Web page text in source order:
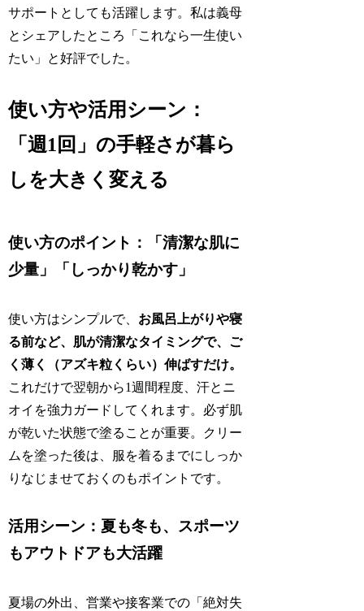
サポートとしても活躍します。私は義母
とシェアしたところ「これなら一生使い
たい」と好評でした。
使い方や活用シーン：
「週1回」の手軽さが暮ら
しを大きく変える
使い方のポイント：「清潔な肌に
少量」「しっかり乾かす」
使い方はシンプルで、 お風呂上がりや寝
る前など、肌が清潔なタイミングで、ご
く薄く（アズキ粒くらい）伸ばすだけ。
これだけで翌朝から1週間程度、汗とニ
オイを強力ガードしてくれます。必ず肌
が乾いた状態で塗ることが重要。クリー
ムを塗った後は、服を着るまでにしっか
りなじませておくのもポイントです。
活用シーン：夏も冬も、スポーツ
もアウトドアも大活躍
夏場の外出、営業や接客業での「絶対失